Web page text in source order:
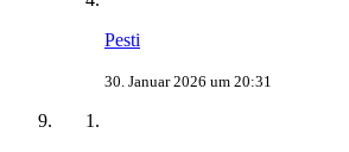
Pesti
30. Januar 2026 um 20:31